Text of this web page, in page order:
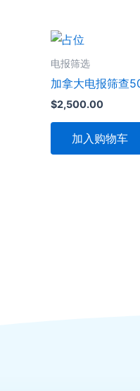
电报筛选
加拿大电报筛查
$2,500.00
加入购物车